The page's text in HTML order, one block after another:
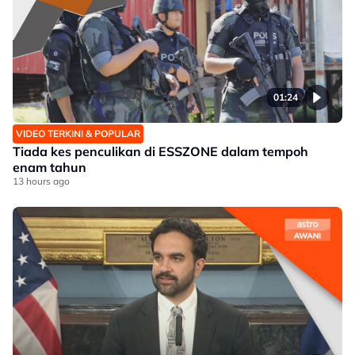
01:24
VIDEO TERKINI & POPULAR
Tiada kes penculikan di ESSZONE dalam tempoh
enam tahun
13 hours ago